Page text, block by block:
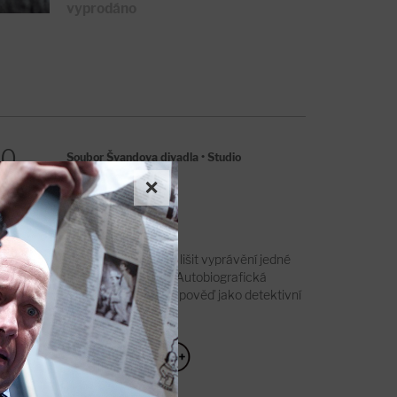
Soubor Švandova divadla • Studio
Jak dalece se může lišit vyprávění jedné
skutečné události? Autobiografická
odvážná a šokující zpověď jako detektivní
příběh naruby.
×